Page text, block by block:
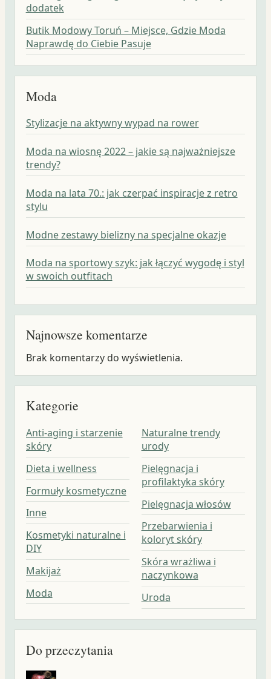
dodatek
Butik Modowy Toruń – Miejsce, Gdzie Moda
Naprawdę do Ciebie Pasuje
Moda
Stylizacje na aktywny wypad na rower
Moda na wiosnę 2022 – jakie są najważniejsze
trendy?
Moda na lata 70.: jak czerpać inspiracje z retro
stylu
Modne zestawy bielizny na specjalne okazje
Moda na sportowy szyk: jak łączyć wygodę i styl
w swoich outfitach
Najnowsze komentarze
Brak komentarzy do wyświetlenia.
Kategorie
Anti-aging i starzenie
skóry
Dieta i wellness
Formuły kosmetyczne
Inne
Kosmetyki naturalne i
DIY
Makijaż
Moda
Naturalne trendy
urody
Pielęgnacja i
profilaktyka skóry
Pielęgnacja włosów
Przebarwienia i
koloryt skóry
Skóra wrażliwa i
naczynkowa
Uroda
Do przeczytania